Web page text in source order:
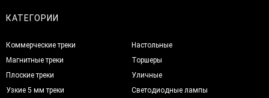
КАТЕГОРИИ
Коммерческие треки
Магнитные треки
Плоские треки
Узкие 5 мм треки
Настольные
Торшеры
Уличные
Светодиодные лампы